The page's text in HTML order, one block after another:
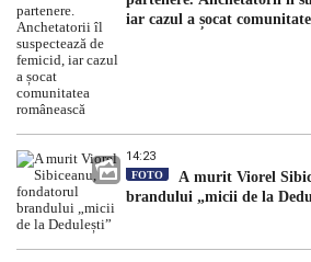
iar cazul a șocat
14:23
FOTO
A murit Viorel
brandului „micii de la